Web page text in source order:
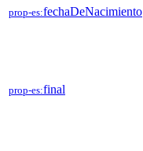
prop-es:fechaDeNacimiento
prop-es:final